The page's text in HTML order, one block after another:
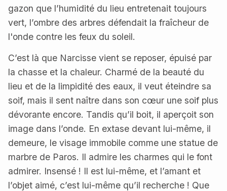
gazon que l’humidité du lieu entretenait toujours
vert, l’ombre des arbres défendait la fraîcheur de
l'onde contre les feux du soleil.
C’est là que Narcisse vient se reposer, épuisé par
la chasse et la chaleur. Charmé de la beauté du
lieu et de la limpidité des eaux, il veut éteindre sa
soif, mais il sent naître dans son cœur une soif plus
dévorante encore. Tandis qu’il boit, il aperçoit son
image dans l’onde. En extase devant lui-même, il
demeure, le visage immobile comme une statue de
marbre de Paros. Il admire les charmes qui le font
admirer. Insensé ! Il est lui-même, et l’amant et
l’objet aimé, c’est lui-même qu’il recherche ! Que